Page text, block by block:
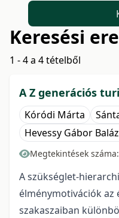
Keresési
1 - 4 a 4 tételből
A Z generációs
Kóródi Márta
Hevessy Gábor
Megtekintések száma:
A szükséglet-
élménymotivációk
szakaszaiban